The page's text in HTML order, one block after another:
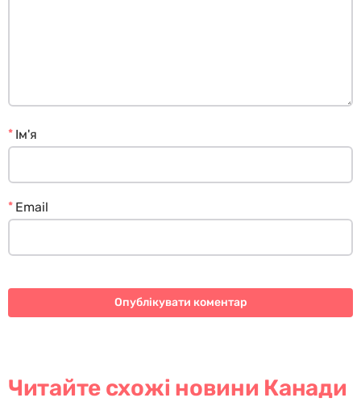
Ім'я
*
Email
*
Читайте схожі новини Канади